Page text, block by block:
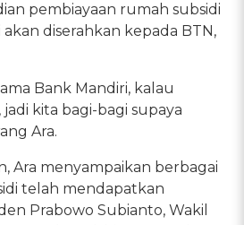
pembiayaan rumah subsidi
diserahkan kepada BTN,
Bank Mandiri, kalau
jadi kita bagi-bagi supaya
Ara.
Ara menyampaikan berbagai
telah mendapatkan
Prabowo Subianto, Wakil